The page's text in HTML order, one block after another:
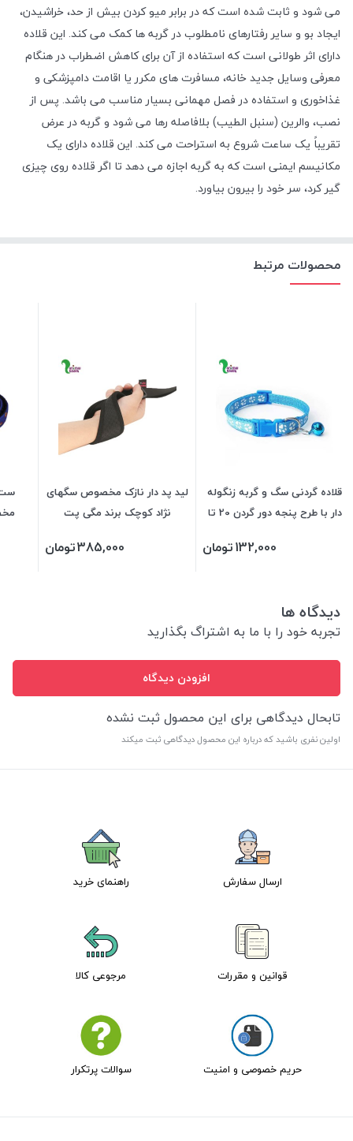
می شود و ثابت شده است که در برابر میو کردن بیش از حد، خراشیدن،
ایجاد بو و سایر رفتارهای نامطلوب در گربه ها کمک می کند. این قلاده
دارای اثر طولانی است که استفاده از آن برای کاهش اضطراب در هنگام
معرفی وسایل جدید خانه، مسافرت های مکرر یا اقامت دامپزشکی و
غذاخوری و استفاده در فصل مهمانی بسیار مناسب می باشد. پس از
نصب، والرین (سنبل الطیب) بلافاصله رها می شود و گربه در عرض
تقریباً یک ساعت شروع به استراحت می کند. این قلاده دارای یک
مکانیسم ایمنی است که به گربه اجازه می دهد تا اگر قلاده روی چیزی
گیر کرد، سر خود را بیرون بیاورد.
محصولات مرتبط
قلاده گردنی سگ و گربه زنگوله
دار با طرح پنجه دور گردن 20 تا
132,000تومان
لید پد دار نازک مخصوص سگهای
نژاد کوچک برند مگی پت
385,000تومان
ست
دیدگاه ها
تجربه خود را با ما به اشتراگ بگذارید
افزودن دیدگاه
تابحال دیدگاهی برای این محصول ثبت نشده
اولین نفری باشید که درباره این محصول دیدگاهی ثبت میکند
ارسال سفارش راهنمای خرید
قوانین و مقررات مرجوعی کالا
حریم خصوصی و امنیت سوالات پرتکرار